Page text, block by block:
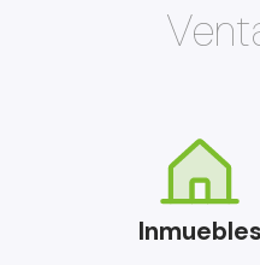
Inmuebles